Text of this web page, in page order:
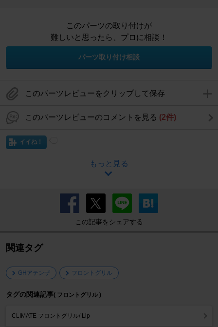
このパーツの取り付けが
難しいと思ったら、プロに相談！
パーツ取り付け相談
このパーツレビューをクリップして保存
このパーツレビューのコメントを見る (2件)
イイね！
もっと見る
この記事をシェアする
関連タグ
GHアテンザ フロントグリル
タグの関連記事( フロントグリル )
CLIMATE フロントグリル/ Lip